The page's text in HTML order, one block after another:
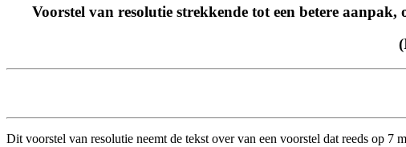
Voorstel van resolutie strekkende tot een betere
Dit voorstel van resolutie neemt de tekst over van een voorstel dat reeds op